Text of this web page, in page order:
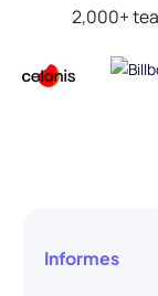
2,000+
Informes